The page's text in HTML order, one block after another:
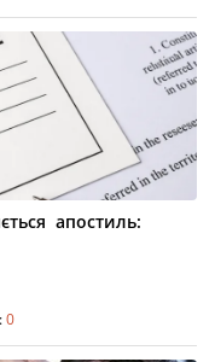
апостиль:
0